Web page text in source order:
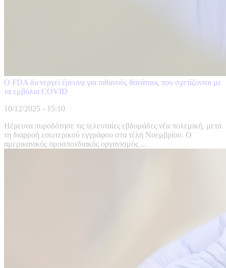
Ο FDA διενεργεί έρευνα για πιθανούς θανάτους που σχετίζονται με
τα εμβόλια COVID
10/12/2025 - 15:10
Ηέρευνα πυροδότησε τις τελευταίες εβδομάδες νέα πολεμική, μετά
τη διαρροή εσωτερικού εγγράφου στα τέλη Νοεμβρίου. Ο
αμερικανικός ομοσπονδιακός οργανισμός ...